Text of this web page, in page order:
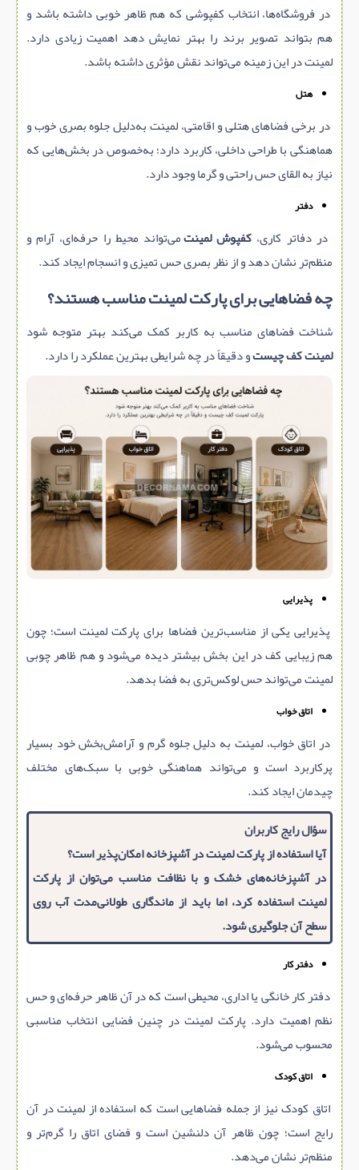
در فروشگاه‌ها، انتخاب کفپوشی که هم ظاهر خوبی داشته باشد و
هم بتواند تصویر برند را بهتر نمایش دهد اهمیت زیادی دارد.
لمینت در این زمینه می‌تواند نقش مؤثری داشته باشد.
هتل
در برخی فضاهای هتلی و اقامتی، لمینت به‌دلیل جلوه بصری خوب و
هماهنگی با طراحی داخلی، کاربرد دارد؛ به‌خصوص در بخش‌هایی که
نیاز به القای حس راحتی و گرما وجود دارد.
دفتر
در دفاتر کاری، کفپوش لمینتمی‌تواند محیط را حرفه‌ای، آرام و
منظم‌تر نشان دهد و از نظر بصری حس تمیزی و انسجام ایجاد کند.
چه فضاهایی برای پارکت لمینت مناسب هستند؟
شناخت فضاهای مناسب به کاربر کمک می‌کند بهتر متوجه شود
لمینت کف چیستو دقیقاً در چه شرایطی بهترین عملکرد را دارد.
پذیرایی
پذیرایی یکی از مناسب‌ترین فضاها برای پارکت لمینت است؛ چون
هم زیبایی کف در این بخش بیشتر دیده می‌شود و هم ظاهر چوبی
لمینت می‌تواند حس لوکس‌تری به فضا بدهد.
اتاق خواب
در اتاق خواب، لمینت به دلیل جلوه گرم و آرامش‌بخش خود بسیار
پرکاربرد است و می‌تواند هماهنگی خوبی با سبک‌های مختلف
چیدمان ایجاد کند.
سؤال رایج کاربران
آیا استفاده از پارکت لمینت در آشپزخانه امکان‌پذیر است؟
در آشپزخانه‌های خشک و با نظافت مناسب می‌توان از پارکت
لمینت استفاده کرد، اما باید از ماندگاری طولانی‌مدت آب روی
سطح آن جلوگیری شود.
دفتر کار
دفتر کار خانگی یا اداری، محیطی است که در آن ظاهر حرفه‌ای و حس
نظم اهمیت دارد. پارکت لمینت در چنین فضایی انتخاب مناسبی
محسوب می‌شود.
اتاق کودک
اتاق کودک نیز از جمله فضاهایی است که استفاده از لمینت در آن
رایج است؛ چون ظاهر آن دلنشین است و فضای اتاق را گرم‌تر و
منظم‌تر نشان می‌دهد.